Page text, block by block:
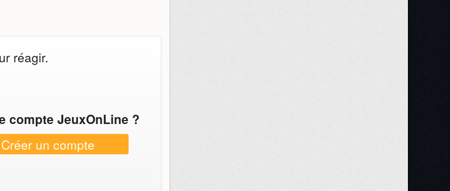
réagir.
compte JeuxOnLine ?
Créer un compte